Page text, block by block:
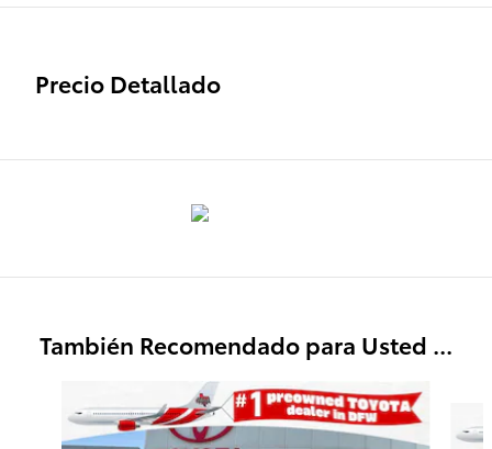
Precio Detallado
También Recomendado para Usted ...